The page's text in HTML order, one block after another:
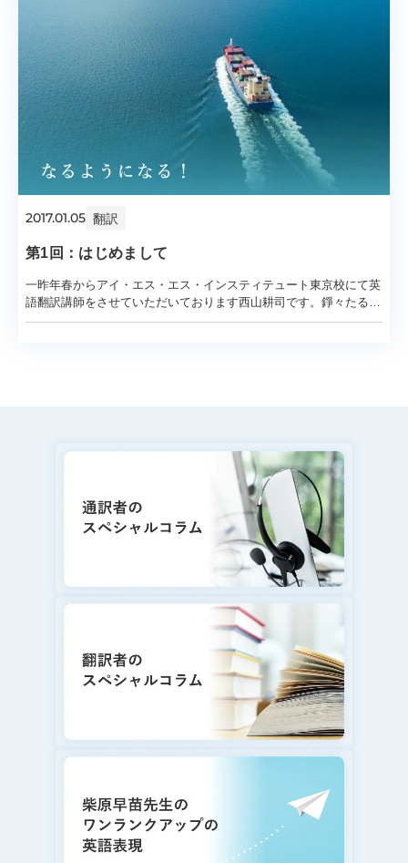
2017.01.05 翻訳
第1回：はじめまして
一昨年春からアイ・エス・エス・インスティテュート東京校にて英
語翻訳講師をさせていただいております西山耕司です。錚々たる経
歴の諸先輩方と一緒に小生ごときがこのコラ